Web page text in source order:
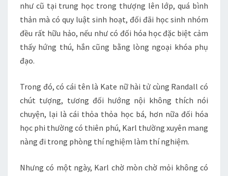
như cũ tại trung học trong thượng lên lớp, quá bình
thản mà có quy luật sinh hoạt, đối đãi học sinh nhóm
đều rất hữu hảo, nếu như có đối hóa học đặc biệt cảm
thấy hứng thú, hắn cũng bằng lòng ngoại khóa phụ
đạo.
Trong đó, có cái tên là Kate nữ hài tử cùng Randall có
chút tượng, tương đối hướng nội không thích nói
chuyện, lại là cái thỏa thỏa học bá, hơn nữa đối hóa
học phi thường có thiên phú, Karl thường xuyên mang
nàng đi trong phòng thí nghiệm làm thí nghiệm.
Nhưng có một ngày, Karl chờ mòn chờ mỏi không có